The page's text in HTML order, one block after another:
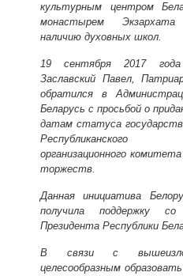
культурным центром
монастырем
наличию духовных школ.
19 сентября 2017
Заславский Павел,
обратился в
Беларусь с просьбой о
датам статуса
Республиканского
организационного
торжеств.
Данная инициатива
получила поддержку
Президента Республики
В связи с
целесообразным